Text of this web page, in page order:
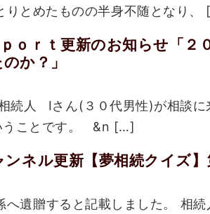
りとめたものの半身不随となり、
ｏｒｔ更新のお知らせ「２
か？」
続人 Iさん(３０代男性)が相談
うことです。 &n […]
ネル更新【夢相続クイズ
へ遺贈すると記載しました。 相